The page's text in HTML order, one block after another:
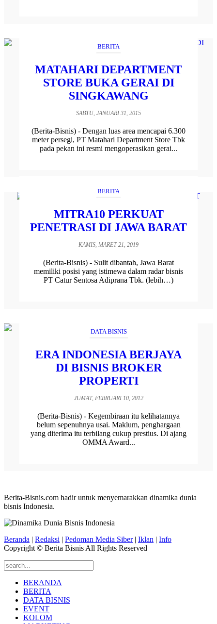
BERITA
MATAHARI DEPARTMENT
STORE BUKA GERAI DI
SINGKAWANG
SABTU, JANUARI 31, 2015
(Berita-Bisnis) - Dengan luas area mencapai 6.300
meter persegi, PT Matahari Department Store Tbk
pada pekan ini resmi mengoperasikan gerai...
BERITA
MITRA10 PERKUAT
PENETRASI DI JAWA BARAT
KAMIS, MARET 21, 2019
(Berita-Bisnis) - Sulit dibantah, Jawa Barat
memiliki posisi yang istimewa dalam radar bisnis
PT Catur Sentosa Adiprana Tbk. (lebih…)
DATA BISNIS
ERA INDONESIA BERJAYA
DI BISNIS BROKER
PROPERTI
JUMAT, FEBRUARI 10, 2012
(Berita-Bisnis) - Kegembiraan itu kelihatannya
belum sepenuhnya usai. Maklum, penghargaan
yang diterima itu terbilang cukup prestius. Di ajang
OMMA Award...
Berita-Bisnis.com hadir untuk menyemarakkan dinamika dunia
bisnis Indonesia.
Beranda | Redaksi | Pedoman Media Siber| Iklan | Info
Copyright © Berita Bisnis All Rights Reserved
BERANDA
BERITA
DATA BISNIS
EVENT
KOLOM